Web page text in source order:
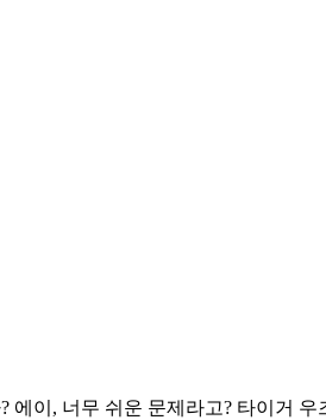
이, 너무 쉬운 문제라고? 타이거